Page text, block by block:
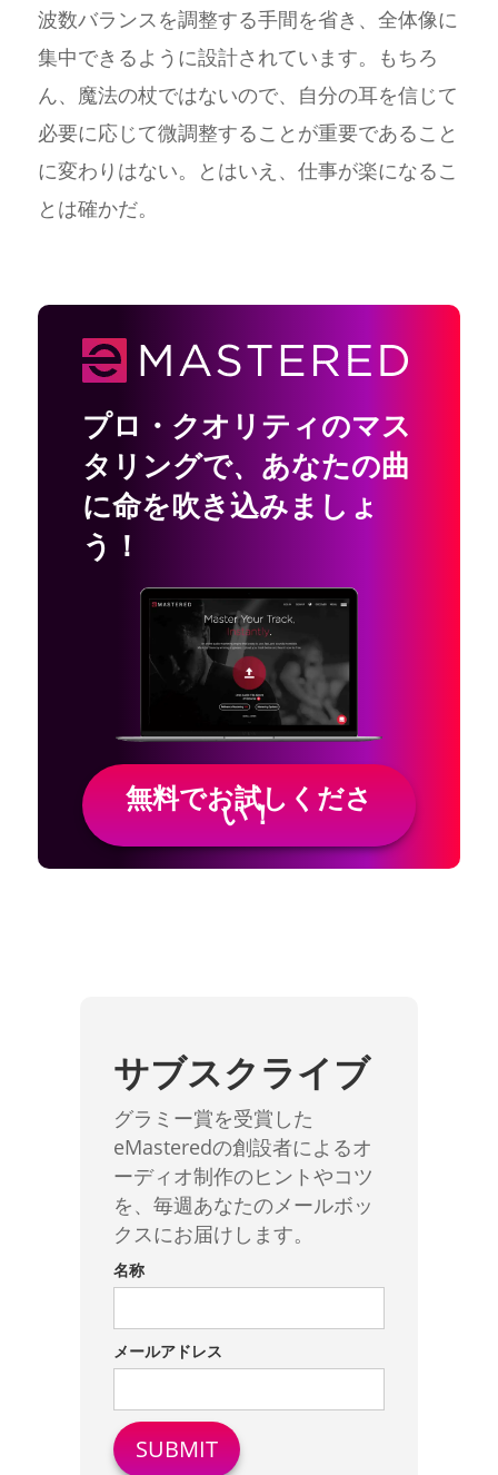
波数バランスを調整する手間を省き、全体像に
集中できるように設計されています。もちろ
ん、魔法の杖ではないので、自分の耳を信じて
必要に応じて微調整することが重要であること
に変わりはない。とはいえ、仕事が楽になるこ
とは確かだ。
プロ・クオリティのマス
タリングで、 あなたの曲
に命を吹き込みましょ
う！
無料でお試しくださ
い！
サブスクライブ
グラミー賞を受賞した
eMasteredの創設者によるオ
ーディオ制作のヒントやコツ
を、毎週あなたのメールボッ
クスにお届けします。
名称
メールアドレス